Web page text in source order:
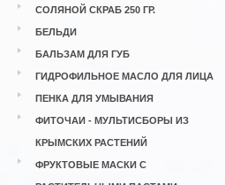
СОЛЯНОЙ СКРАБ 250 ГР.
БЕЛЬДИ
БАЛЬЗАМ ДЛЯ ГУБ
ГИДРОФИЛЬНОЕ МАСЛО ДЛЯ ЛИЦА
ПЕНКА ДЛЯ УМЫВАНИЯ
ФИТОЧАИ - МУЛЬТИСБОРЫ ИЗ
КРЫМСКИХ РАСТЕНИЙ
ФРУКТОВЫЕ МАСКИ С